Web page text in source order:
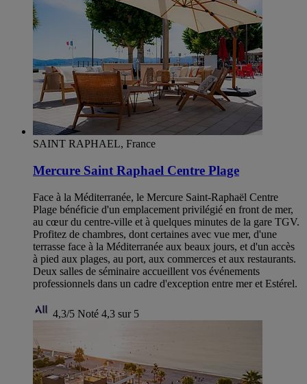
SAINT RAPHAEL, France
Mercure Saint Raphael Centre Plage
Face à la Méditerranée, le Mercure Saint-Raphaël Centre
Plage bénéficie d'un emplacement privilégié en front de mer,
au cœur du centre-ville et à quelques minutes de la gare TGV.
Profitez de chambres, dont certaines avec vue mer, d'une
terrasse face à la Méditerranée aux beaux jours, et d'un accès
à pied aux plages, au port, aux commerces et aux restaurants.
Deux salles de séminaire accueillent vos événements
professionnels dans un cadre d'exception entre mer et Estérel.
4,3/5 Noté 4,3 sur 5